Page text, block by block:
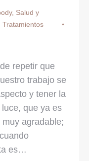
, Salud y
Tratamientos
repetir que
trabajo se
y tener la
que ya es
agradable;
es…